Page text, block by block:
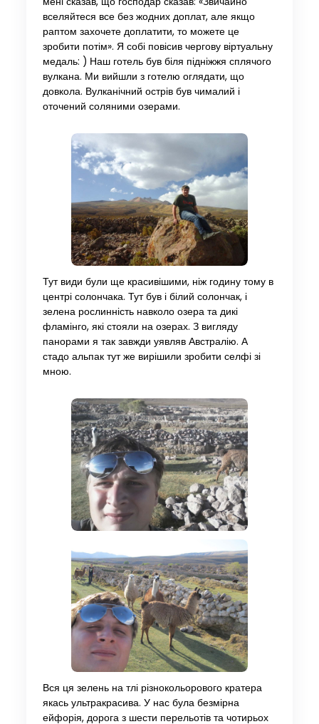
вселяйтеся все без жодних доплат, але якщо
раптом захочете доплатити, то можете це
зробити потім». Я собі повісив чергову віртуальну
медаль: ) Наш готель був біля підніжжя сплячого
вулкана. Ми вийшли з готелю оглядати, що
довкола. Вулканічний острів був чималий і
оточений соляними озерами.
Тут види були ще красивішими, ніж годину тому в
центрі солончака. Тут був і білий солончак, і
зелена рослинність навколо озера та дикі
фламінго, які стояли на озерах. З вигляду
панорами я так завжди уявляв Австралію. А
стадо альпак тут же вирішили зробити селфі зі
мною.
Вся ця зелень на тлі різнокольорового кратера
якась ультракрасива. У нас була безмірна
ейфорія, дорога з шести перельотів та чотирьох